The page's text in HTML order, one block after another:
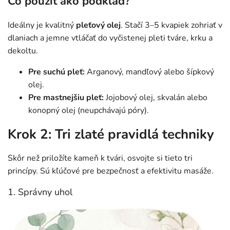
Ideálny je kvalitný pleťový olej. Stačí 3–5 kvapiek zohriať v
dlaniach a jemne vtláčať do vyčistenej pleti tváre, krku a
dekoltu.
Pre suchú pleť:Arganový, mandľový alebo šípkový
olej.
Pre mastnejšiu pleť:Jojobový olej, skvalán alebo
konopný olej (neupchávajú póry).
Krok 2: Tri zlaté pravidlá techniky
Skôr než priložíte kameň k tvári, osvojte si tieto tri
princípy. Sú kľúčové pre bezpečnosť a efektivitu masáže.
1. Správny uhol